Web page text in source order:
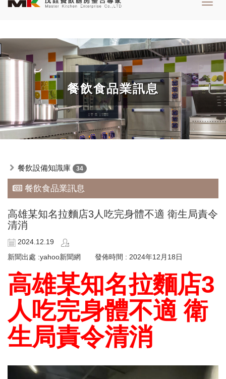
餐飲食品業訊息
餐飲設備知識庫 34
餐飲食品業訊息
高雄某知名拉麵店3人吃完身體不適 衛生局責令
清消
2024.12.19
新聞出處 :yahoo新聞網 發佈時間 : 2024年12月18日
高雄某知名拉麵店3
人吃完身體不適 衛
生局責令清消